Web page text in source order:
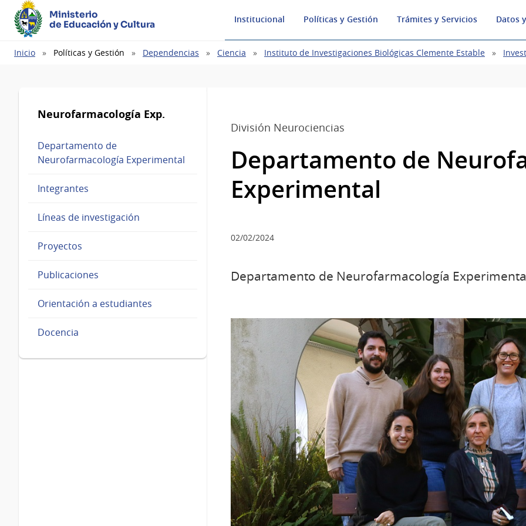
Ministerio
de Educación y Cultura
Institucional Políticas y Gestión Trámites y Servicios Datos
Ruta
Inicio Políticas y Gestión Dependencias Ciencia Instituto de Investigaciones Biológicas Clemente Estable
Neurofarmacología Exp.
Departamento de
Neurofarmacología Experimental
Integrantes
Líneas de investigación
Proyectos
Publicaciones
Orientación a estudiantes
Docencia
División Neurociencias
Departamento de
Experimental
02/02/2024
Departamento de Neurofarmacología